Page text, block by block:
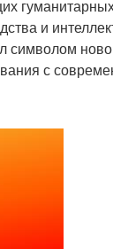
и
символом
с